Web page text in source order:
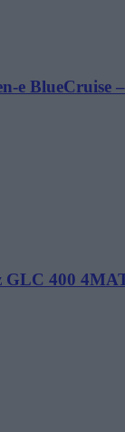
e BlueCruise
GLC 400